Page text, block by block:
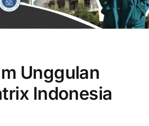
CONTACT US
Unggulan
Indonesia